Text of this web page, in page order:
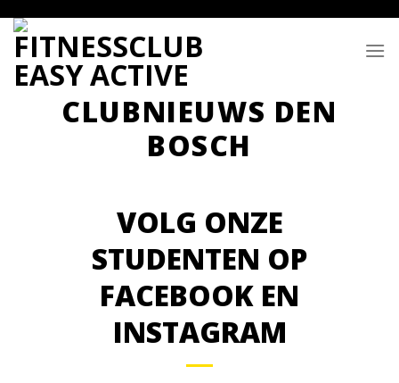
content
VOLG ONZE
STUDENTEN OP
FACEBOOK EN
INSTAGRAM